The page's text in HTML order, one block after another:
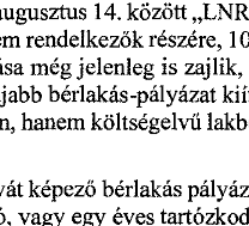
14. között
rendelkezők részére,
még jelenleg is zajlik,
bérlakás-pályázat
hanem költségelvű
képező bérlakás
vagy egy éves